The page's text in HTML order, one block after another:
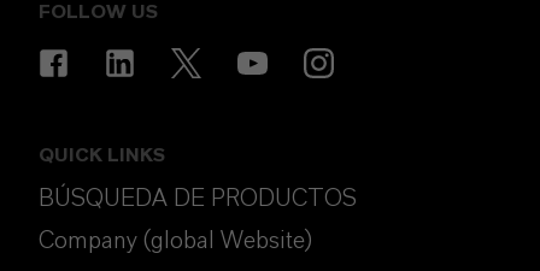
FOLLOW US
QUICK LINKS
BÚSQUEDA DE PRODUCTOS
Company (global Website)